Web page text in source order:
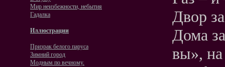
Мир неизбежности, небытия
Гадалка
Иллюстрации
Призрак белого паруса
Зимний город
Модным по вечному.
Двор
Дома
вы»,